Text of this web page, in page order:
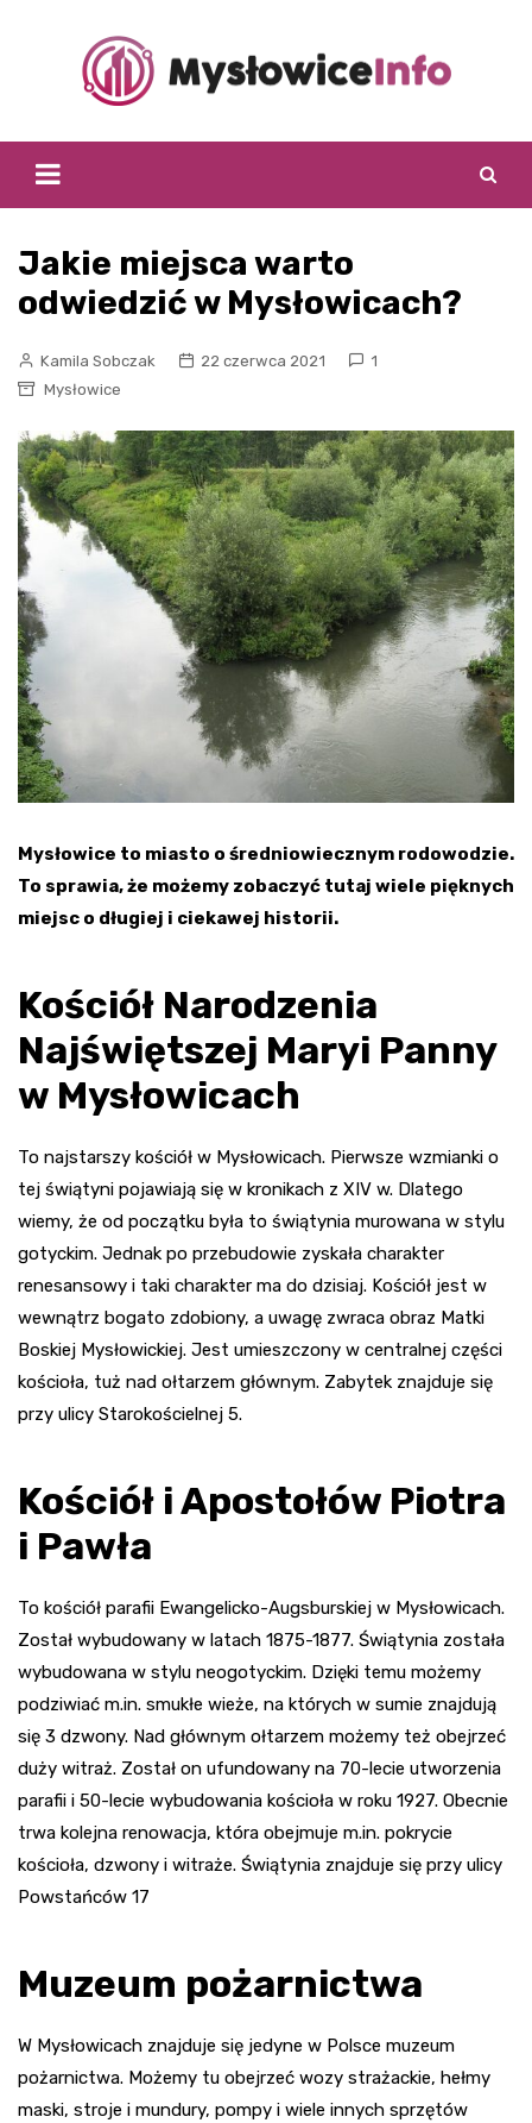
Jakie miejsca warto
odwiedzić w Mysłowicach?
Kamila Sobczak 22 czerwca 2021
1
Mysłowice
Mysłowice to miasto o średniowiecznym rodowodzie.
To sprawia, że możemy zobaczyć tutaj wiele pięknych
miejsc o długiej i ciekawej historii.
Kościół Narodzenia
Najświętszej Maryi Panny
w Mysłowicach
To najstarszy kościół w Mysłowicach. Pierwsze wzmianki o
tej świątyni pojawiają się w kronikach z XIV w. Dlatego
wiemy, że od początku była to świątynia murowana w stylu
gotyckim. Jednak po przebudowie zyskała charakter
renesansowy i taki charakter ma do dzisiaj. Kościół jest w
wewnątrz bogato zdobiony, a uwagę zwraca obraz Matki
Boskiej Mysłowickiej. Jest umieszczony w centralnej części
kościoła, tuż nad ołtarzem głównym. Zabytek znajduje się
przy ulicy Starokościelnej 5.
Kościół i Apostołów Piotra
i Pawła
To kościół parafii Ewangelicko-Augsburskiej w Mysłowicach.
Został wybudowany w latach 1875-1877. Świątynia została
wybudowana w stylu neogotyckim. Dzięki temu możemy
podziwiać m.in. smukłe wieże, na których w sumie znajdują
się 3 dzwony. Nad głównym ołtarzem możemy też obejrzeć
duży witraż. Został on ufundowany na 70-lecie utworzenia
parafii i 50-lecie wybudowania kościoła w roku 1927. Obecnie
trwa kolejna renowacja, która obejmuje m.in. pokrycie
kościoła, dzwony i witraże. Świątynia znajduje się przy ulicy
Powstańców 17
Muzeum pożarnictwa
W Mysłowicach znajduje się jedyne w Polsce muzeum
pożarnictwa. Możemy tu obejrzeć wozy strażackie, hełmy
maski, stroje i mundury, pompy i wiele innych sprzętów